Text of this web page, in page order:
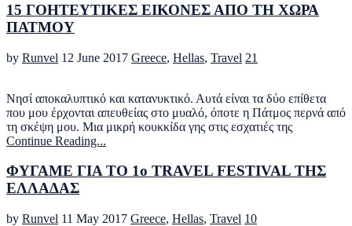
15 ΓΟΗΤΕΥΤΙΚΕΣ ΕΙΚΟΝΕΣ ΑΠΟ ΤΗ ΧΩΡΑ
ΠΑΤΜΟΥ
by Runvel 12 June 2017 Greece, Hellas, Travel 21
Νησί αποκαλυπτικό και κατανυκτικό. Αυτά είναι τα δύο επίθετα
που μου έρχονται απευθείας στο μυαλό, όποτε η Πάτμος περνά από
τη σκέψη μου. Μια μικρή κουκκίδα γης στις εσχατιές της
Continue Reading...
ΦΥΓΑΜΕ ΓΙΑ ΤΟ 1ο TRAVEL FESTIVAL ΤΗΣ
ΕΛΛΑΔΑΣ
by Runvel 11 May 2017 Greece, Hellas, Travel 10